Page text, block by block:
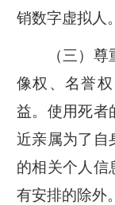
销数字虚拟人。
（三）
像权、名誉
益。使用死者
近亲属为了自
的相关个人信
有安排的除外。